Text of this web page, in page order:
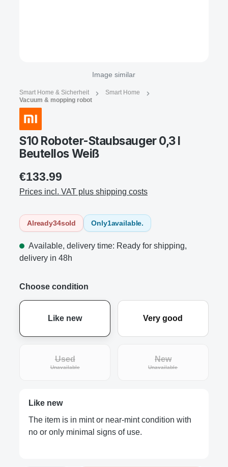
Image similar
Smart Home & Sicherheit
Smart Home
Vacuum & mopping robot
S10 Roboter-Staubsauger 0,3 l
Beutellos Weiß
€133.99
Prices incl. VAT plus shipping costs
Already34sold Only1available.
Available, delivery time: Ready for shipping,
delivery in 48h
Choose condition
Like new Very good
Used
Unavailable(This option is currently unavailable.)
New
Unavailable(This option is
Like new
The item is in mint or near-mint condition with
no or only minimal signs of use.